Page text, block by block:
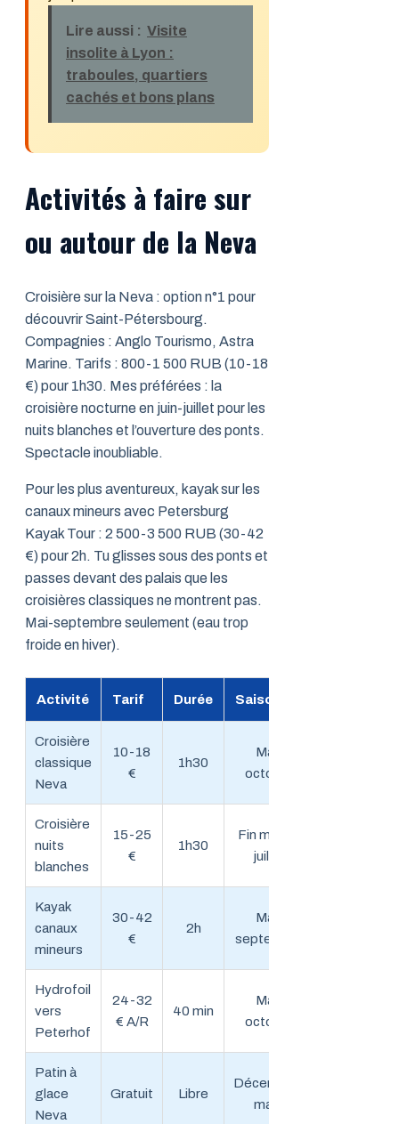
Lire aussi : Visite
insolite à Lyon :
traboules, quartiers
cachés et bons plans
Activités à faire sur
ou autour de la Neva
Croisière sur la Neva : option n°1 pour
découvrir Saint-Pétersbourg.
Compagnies : Anglo Tourismo, Astra
Marine. Tarifs : 800-1 500 RUB (10-18
€) pour 1h30. Mes préférées : la
croisière nocturne en juin-juillet pour les
nuits blanches et l’ouverture des ponts.
Spectacle inoubliable.
Pour les plus aventureux, kayak sur les
canaux mineurs avec Petersburg
Kayak Tour : 2 500-3 500 RUB (30-42
€) pour 2h. Tu glisses sous des ponts et
passes devant des palais que les
croisières classiques ne montrent pas.
Mai-septembre seulement (eau trop
froide en hiver).
Activité Tarif Durée Saison
Croisière
classique
Neva
10-18
€
1h30
Mai-
octobre
Croisière
nuits
blanches
15-25
€
1h30
Fin mai-mi
juillet
Kayak
canaux
mineurs
30-42
€
2h
Mai-
septembre
Hydrofoil
vers
Peterhof
24-32
€ A/R
40 min
Mai-
octobre
Patin à
glace
Neva
Gratuit Libre
Décembre-
mars